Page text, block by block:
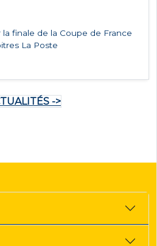
la finale de la Coupe de France
La Poste
->